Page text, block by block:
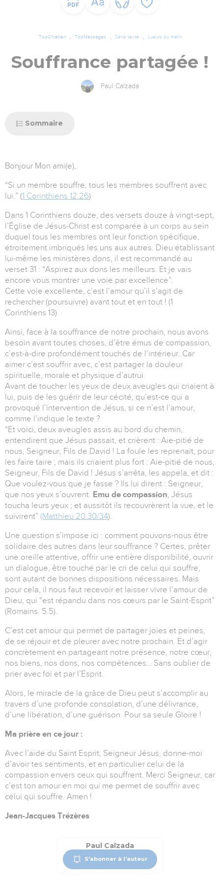
TopChrétien TopMessages Série texte Lueurs du matin
Souffrance partagée !
Paul Calzada
Sommaire
Bonjour Mon ami(e),
“Si un membre souffre, tous les membres souffrent avec
lui.” (1 Corinthiens 12.26)
Dans 1 Corinthiens douze, des versets douze à vingt-sept,
l’Église de Jésus-Christ est comparée à un corps au sein
duquel tous les membres ont leur fonction spécifique,
étroitement imbriqués les uns aux autres. Dieu établissant
lui-même les ministères dons, il est recommandé au
verset 31 : “Aspirez aux dons les meilleurs. Et je vais
encore vous montrer une voie par excellence”.
Cette voie excellente, c’est l’amour qu’il s’agit de
rechercher (poursuivre) avant tout et en tout ! (1
Corinthiens 13)
Ainsi, face à la souffrance de notre prochain, nous avons
besoin avant toutes choses, d’être émus de compassion,
c’est-à-dire profondément touchés de l’intérieur. Car
aimer c’est souffrir avec, c’est partager la douleur
spirituelle, morale et physique d’autrui.
Avant de toucher les yeux de deux aveugles qui criaient à
lui, puis de les guérir de leur cécité, qu’est-ce qui a
provoqué l’intervention de Jésus, si ce n’est l’amour,
comme l’indique le texte ?
“Et voici, deux aveugles assis au bord du chemin,
entendirent que Jésus passait, et crièrent : Aie-pitié de
nous, Seigneur, Fils de David ! La foule les reprenait, pour
les faire taire ; mais ils criaient plus fort : Aie-pitié de nous,
Seigneur, Fils de David ! Jésus s’arrêta, les appela, et dit :
Que voulez-vous que je fasse ? Ils lui dirent : Seigneur,
que nos yeux s’ouvrent. Emu de compassion , Jésus
toucha leurs yeux ; et aussitôt ils recouvrèrent la vue, et le
suivirent” (Matthieu 20.30/34).
Une question s’impose ici : comment pouvons-nous être
solidaire des autres dans leur souffrance ? Certes, prêter
une oreille attentive, offrir une entière disponibilité, ouvrir
un dialogue, être touché par le cri de celui qui souffre,
sont autant de bonnes dispositions nécessaires. Mais
pour cela, il nous faut recevoir et laisser vivre l’amour de
Dieu, qui “est répandu dans nos cœurs par le Saint-Esprit”
(Romains. 5.5).
C’est cet amour qui permet de partager joies et peines,
de se réjouir et de pleurer avec notre prochain. Et d’agir
concrètement en partageant notre présence, notre cœur,
nos biens, nos dons, nos compétences… Sans oublier de
prier avec foi et par l’Esprit.
Alors, le miracle de la grâce de Dieu peut s’accomplir au
travers d’une profonde consolation, d’une délivrance,
d’une libération, d’une guérison. Pour sa seule Gloire !
Ma prière en ce jour :
Avec l’aide du Saint Esprit, Seigneur Jésus, donne-moi
d’avoir tes sentiments, et en particulier celui de la
compassion envers ceux qui souffrent. Merci Seigneur, car
c’est ton amour en moi qui me permet de souffrir avec
celui qui souffre. Amen !
Jean-Jacques Trézères
Paul Calzada
S'abonner à l'auteur